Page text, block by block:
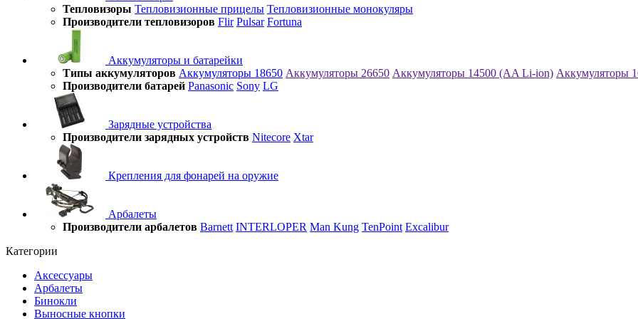
Тепловизоры Тепловизионные прицелы Тепловизионные монокуляры
Производители тепловизоров Flir Pulsar Fortuna
Аккумуляторы и батарейки
Типы аккумуляторов Аккумуляторы 18650 Аккумуляторы 26650 Аккумуляторы 14500 (AA Li-ion) Аккумуляторы
Производители батарей Panasonic Sony LG
Зарядные устройства
Производители зарядных устройств Nitecore Xtar
Крепления для фонарей на оружие
Арбалеты
Производители арбалетов Barnett INTERLOPER Man Kung TenPoint Excalibur
Категории
Аксессуары
Арбалеты
Бинокли
Выносные кнопки